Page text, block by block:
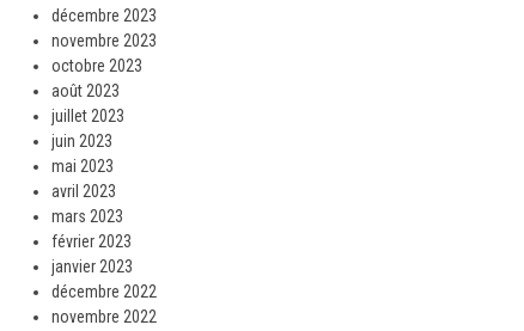
décembre 2023
novembre 2023
octobre 2023
août 2023
juillet 2023
juin 2023
mai 2023
avril 2023
mars 2023
février 2023
janvier 2023
décembre 2022
novembre 2022